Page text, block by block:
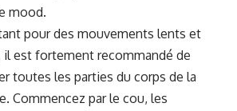
mood.
pour des mouvements lents et
il est fortement recommandé de
toutes les parties du corps de la
Commencez par le cou, les